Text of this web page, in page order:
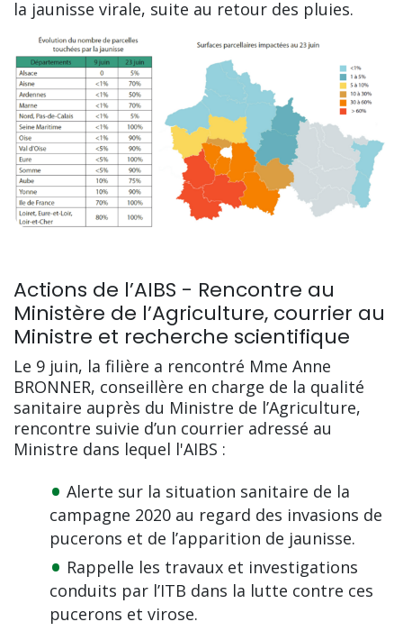
la jaunisse virale, suite au retour des pluies.
Actions de l’AIBS - Rencontre au
Ministère de l’Agriculture, courrier au
Ministre et recherche scientifique
Le 9 juin, la filière a rencontré Mme Anne
BRONNER, conseillère en charge de la qualité
sanitaire auprès du Ministre de l’Agriculture,
rencontre suivie d’un courrier adressé au
Ministre dans lequel l'AIBS :
Alerte sur la situation sanitaire de la
campagne 2020 au regard des invasions de
pucerons et de l’apparition de jaunisse.
Rappelle les travaux et investigations
conduits par l’ITB dans la lutte contre ces
pucerons et virose.